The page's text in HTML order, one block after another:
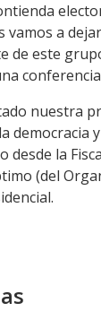
vamos a
de este
nuestra
democracia
desde la
(del